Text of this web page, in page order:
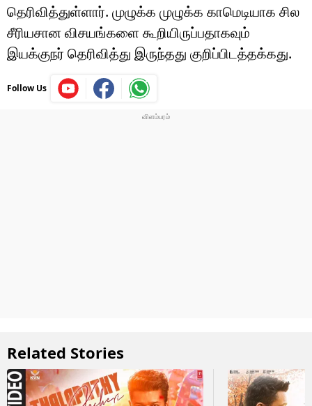
தெரிவித்துள்ளார். முழுக்க முழுக்க காமெடியாக சில
சீரியசான விசயங்களை கூறியிருப்பதாகவும்
இயக்குநர் தெரிவித்து இருந்தது குறிப்பிடத்தக்கது.
Follow Us
Related Stories